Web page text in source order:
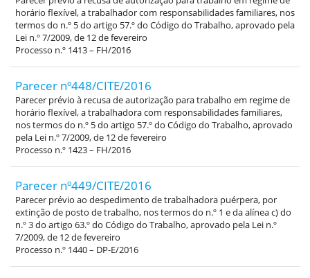
horário flexível, a trabalhador com responsabilidades familiares, nos
termos do n.º 5 do artigo 57.º do Código do Trabalho, aprovado pela
Lei n.º 7/2009, de 12 de fevereiro
Processo n.º 1413 – FH/2016
Parecer nº448/CITE/2016
Parecer prévio à recusa de autorização para trabalho em regime de
horário flexível, a trabalhadora com responsabilidades familiares,
nos termos do n.º 5 do artigo 57.º do Código do Trabalho, aprovado
pela Lei n.º 7/2009, de 12 de fevereiro
Processo n.º 1423 – FH/2016
Parecer nº449/CITE/2016
Parecer prévio ao despedimento de trabalhadora puérpera, por
extinção de posto de trabalho, nos termos do n.º 1 e da alínea c) do
n.º 3 do artigo 63.º do Código do Trabalho, aprovado pela Lei n.º
7/2009, de 12 de fevereiro
Processo n.º 1440 – DP-E/2016